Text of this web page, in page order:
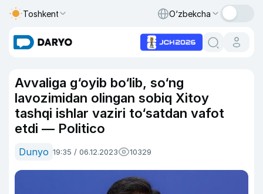
Toshkent O‘zbekcha
Avvaliga g‘oyib bo‘lib, so‘ng
lavozimidan olingan sobiq Xitoy
tashqi ishlar vaziri to‘satdan vafot
etdi — Politico
Dunyo 19:35 / 06.12.2023 10329